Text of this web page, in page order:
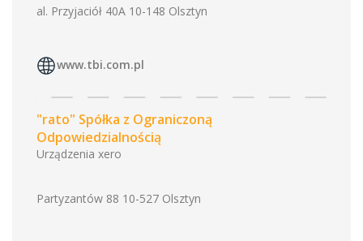
al. Przyjaciół 40A 10-148 Olsztyn
www.tbi.com.pl
"rato" Spółka z Ograniczoną
Odpowiedzialnością
Urządzenia xero
Partyzantów 88 10-527 Olsztyn